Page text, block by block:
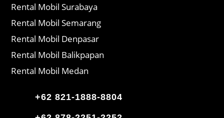
Rental Mobil Surabaya
Rental Mobil Semarang
Rental Mobil Denpasar
Rental Mobil Balikpapan
Rental Mobil Medan
+62 821-1888-8804